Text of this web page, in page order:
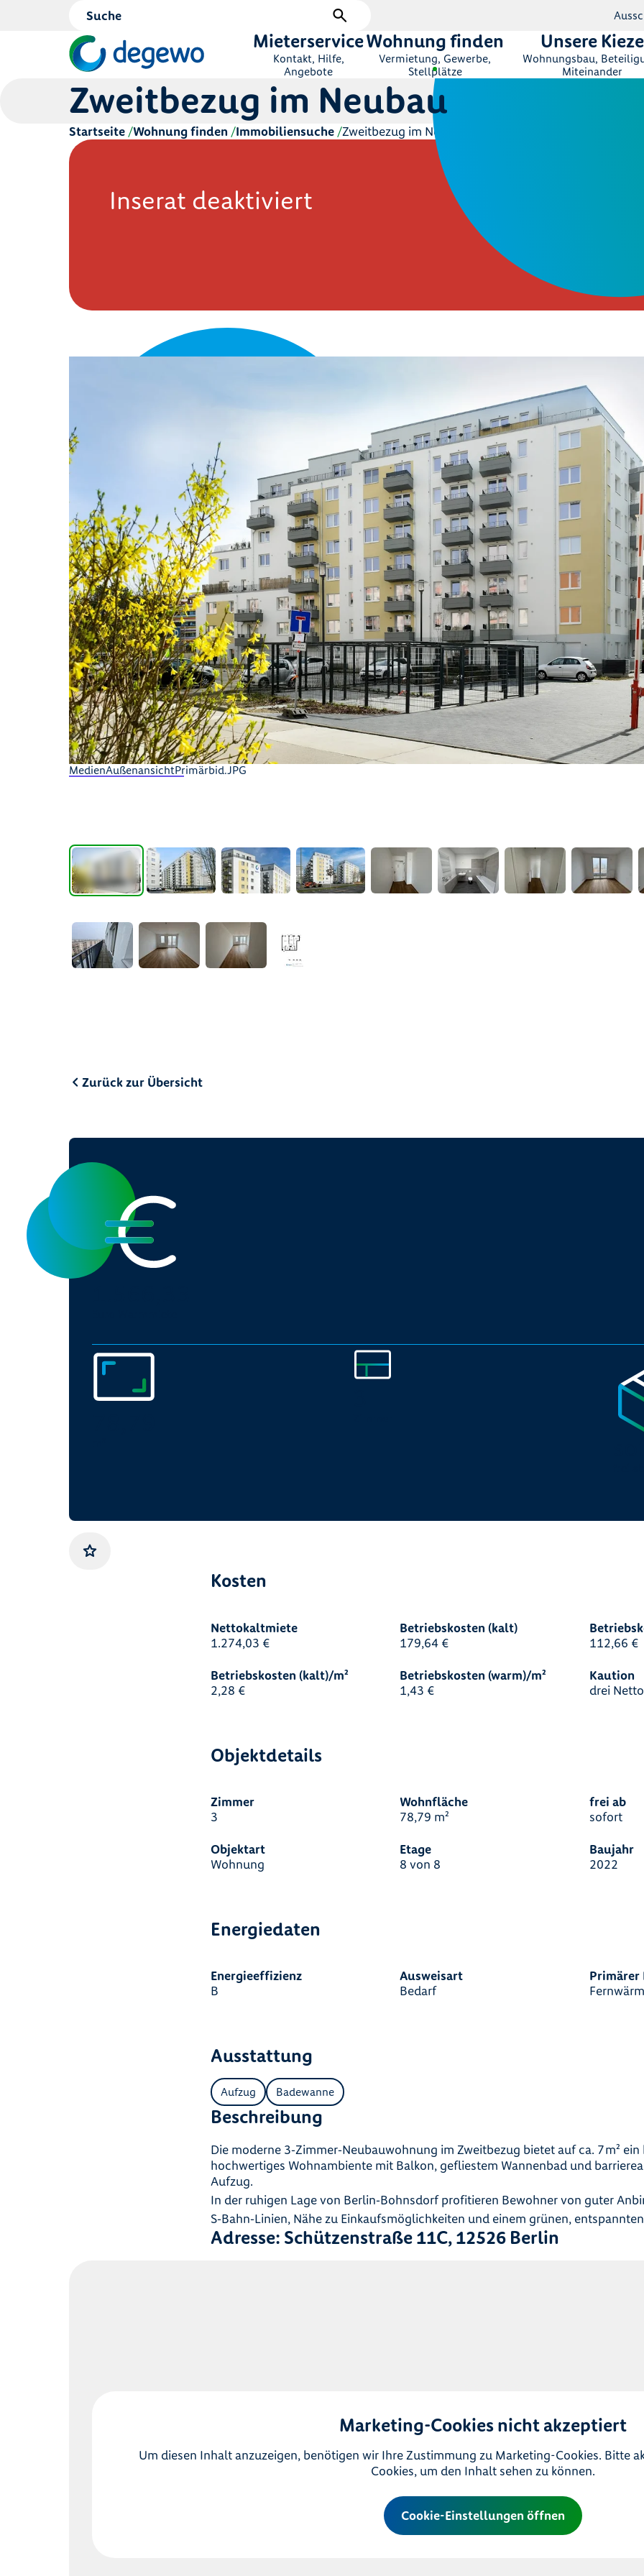
Mieterservice
Kontakt, Hilfe,
Angebote
Wohnung finden
Vermietung, Gewerbe,
Stellplätze
Unsere Kieze
Wohnungsbau,
Miteinander
Zweitbezug im Neubau
Startseite Wohnung finden Immobiliensuche Zweitbezug im Neubau
Inserat deaktiviert
MedienAußenansichtPrimärbid.JPG
Zurück zur Übersicht
Gemerkt
Kosten
Nettokaltmiete
1.274,03 €
Betriebskosten (kalt)
179,64 €
112,66 €
Betriebskosten (kalt)/m²
2,28 €
Betriebskosten (warm)/m²
1,43 €
Kaution
drei
Objektdetails
Zimmer
3
Wohnfläche
78,79 m²
frei ab
sofort
Objektart
Wohnung
Etage
8 von 8
Baujahr
2022
Energiedaten
Energieeffizienz
B
Ausweisart
Bedarf
Primärer
Ausstattung
Aufzug Badewanne
Beschreibung
Die moderne 3‑Zimmer‑Neubauwohnung im Zweitbezug bietet auf ca. 7 m² ein
hochwertiges Wohnambiente mit Balkon, gefliestem Wannenbad und
Aufzug.
In der ruhigen Lage von Berlin‑Bohnsdorf profitieren Bewohner von guter
S‑Bahn‑Linien, Nähe zu Einkaufsmöglichkeiten und einem grünen,
Adresse: Schützenstraße 11C, 12526 Berlin
Marketing-Cookies nicht akzeptiert
Um diesen Inhalt anzuzeigen, benötigen wir Ihre Zustimmung zu Marketing-Cookies. Bitte
Cookies, um den Inhalt sehen zu können.
Cookie-Einstellungen öffnen